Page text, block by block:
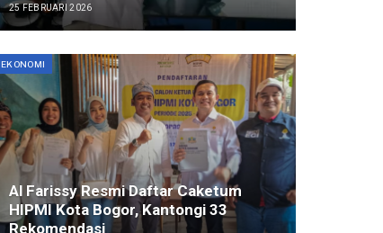
25 FEBRUARI 2026
EKONOMI
Al Farissy Resmi Daftar Caketum
HIPMI Kota Bogor, Kantongi 33
Rekomendasi